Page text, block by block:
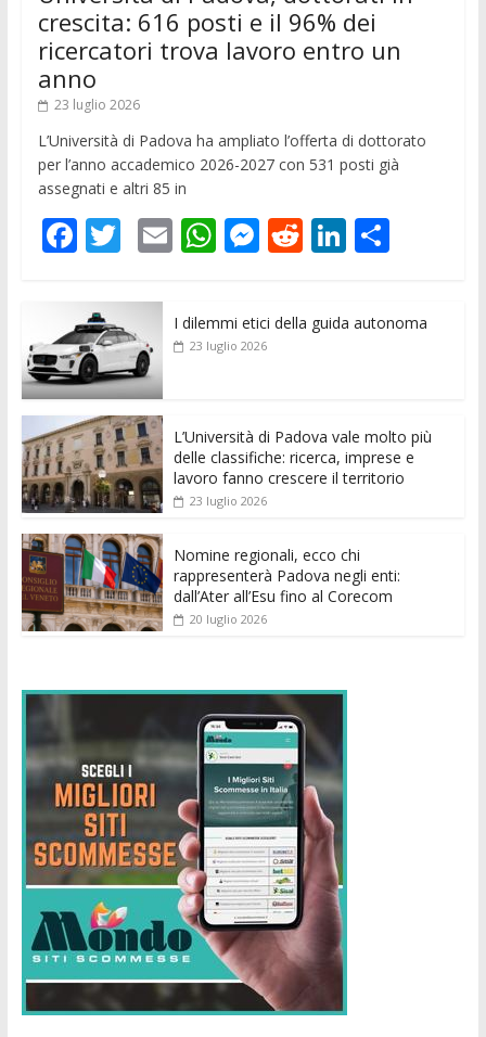
crescita: 616 posti e il 96% dei
ricercatori trova lavoro entro un
anno
23 luglio 2026
L’Università di Padova ha ampliato l’offerta di dottorato
per l’anno accademico 2026-2027 con 531 posti già
assegnati e altri 85 in
F
e
b
o
o
k
T
itt
er
E
ai
l
W
s
p
M
ss
e
er
R
di
Li
e
C
di
I dilemmi etici della guida autonoma
23 luglio 2026
L’Università di Padova vale molto più
delle classifiche: ricerca, imprese e
lavoro fanno crescere il territorio
23 luglio 2026
Nomine regionali, ecco chi
rappresenterà Padova negli enti:
dall’Ater all’Esu fino al Corecom
20 luglio 2026